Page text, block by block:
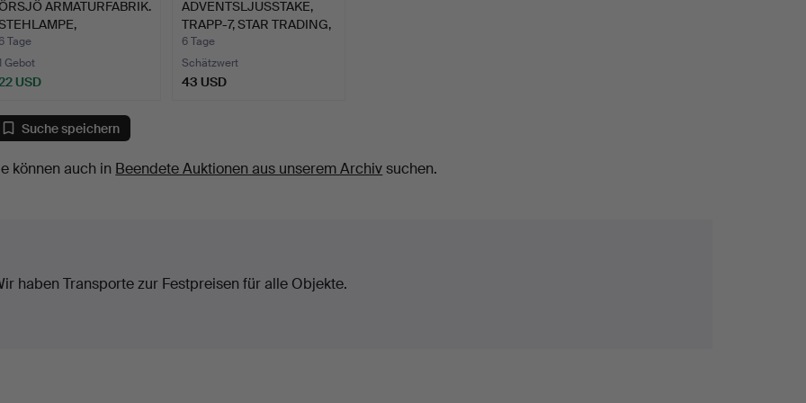
ARMATURFABRIK.
196…
Tage
Gebot
USD
ADVENTSLJUSSTAKE,
TRAPP-7, STAR TRADING,
Z…
6 Tage
Schätzwert
43 USD
Suche speichern
können auch in Beendete Auktionen aus unserem Archivsuchen.
haben Transporte zur Festpreisen für alle Objekte.